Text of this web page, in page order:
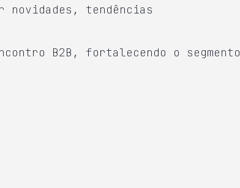
novidades, tendências
B2B, fortalecendo o segmento